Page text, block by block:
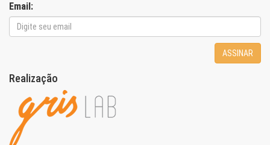
Email:
ASSINAR
Realização